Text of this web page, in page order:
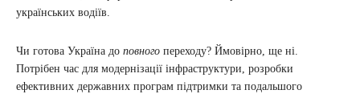
українських водіїв.
Чи готова Україна до повного переходу? Ймовірно, ще ні.
Потрібен час для модернізації інфраструктури, розробки
ефективних державних програм підтримки та подальшого